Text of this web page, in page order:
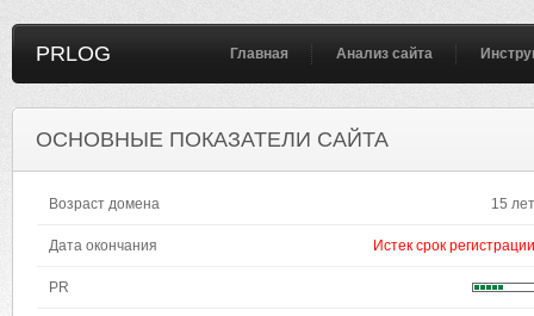
PRLOG Главная Анализ сайта
ОСНОВНЫЕ ПОКАЗАТЕЛИ САЙТА
Возраст домена 15 лет
Дата окончания Истек срок регистрации
PR